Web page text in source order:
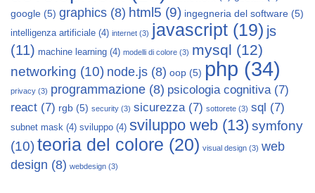
google (5) graphics (8) html5 (9) ingegneria del software (5)
intelligenza artificiale (4) internet (3) javascript (19) js
(11) machine learning (4) modelli di colore (3) mysql (12)
networking (10) node.js (8) oop (5) php (34)
privacy (3) programmazione (8) psicologia cognitiva(7)
react (7) rgb (5) security (3) sicurezza(7) sottorete (3) sql (7)
subnet mask (4) sviluppo (4) sviluppo web (13) symfony
(10)teoria del colore (20) visual design (3) web
design (8) webdesign (3)